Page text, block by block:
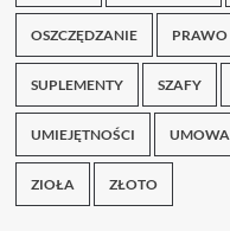
OSZCZĘDZANIE PRAWO
SUPLEMENTY SZAFY
UMIEJĘTNOŚCI UMOWA
ZIOŁA ZŁOTO